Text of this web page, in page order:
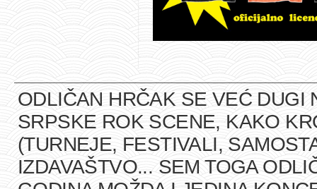
ODLIČAN HRČAK SE VEĆ DUGI
SRPSKE ROK SCENE, KAKO
(TURNEJE, FESTIVALI,
IZDAVAŠTVO... SEM TOGA